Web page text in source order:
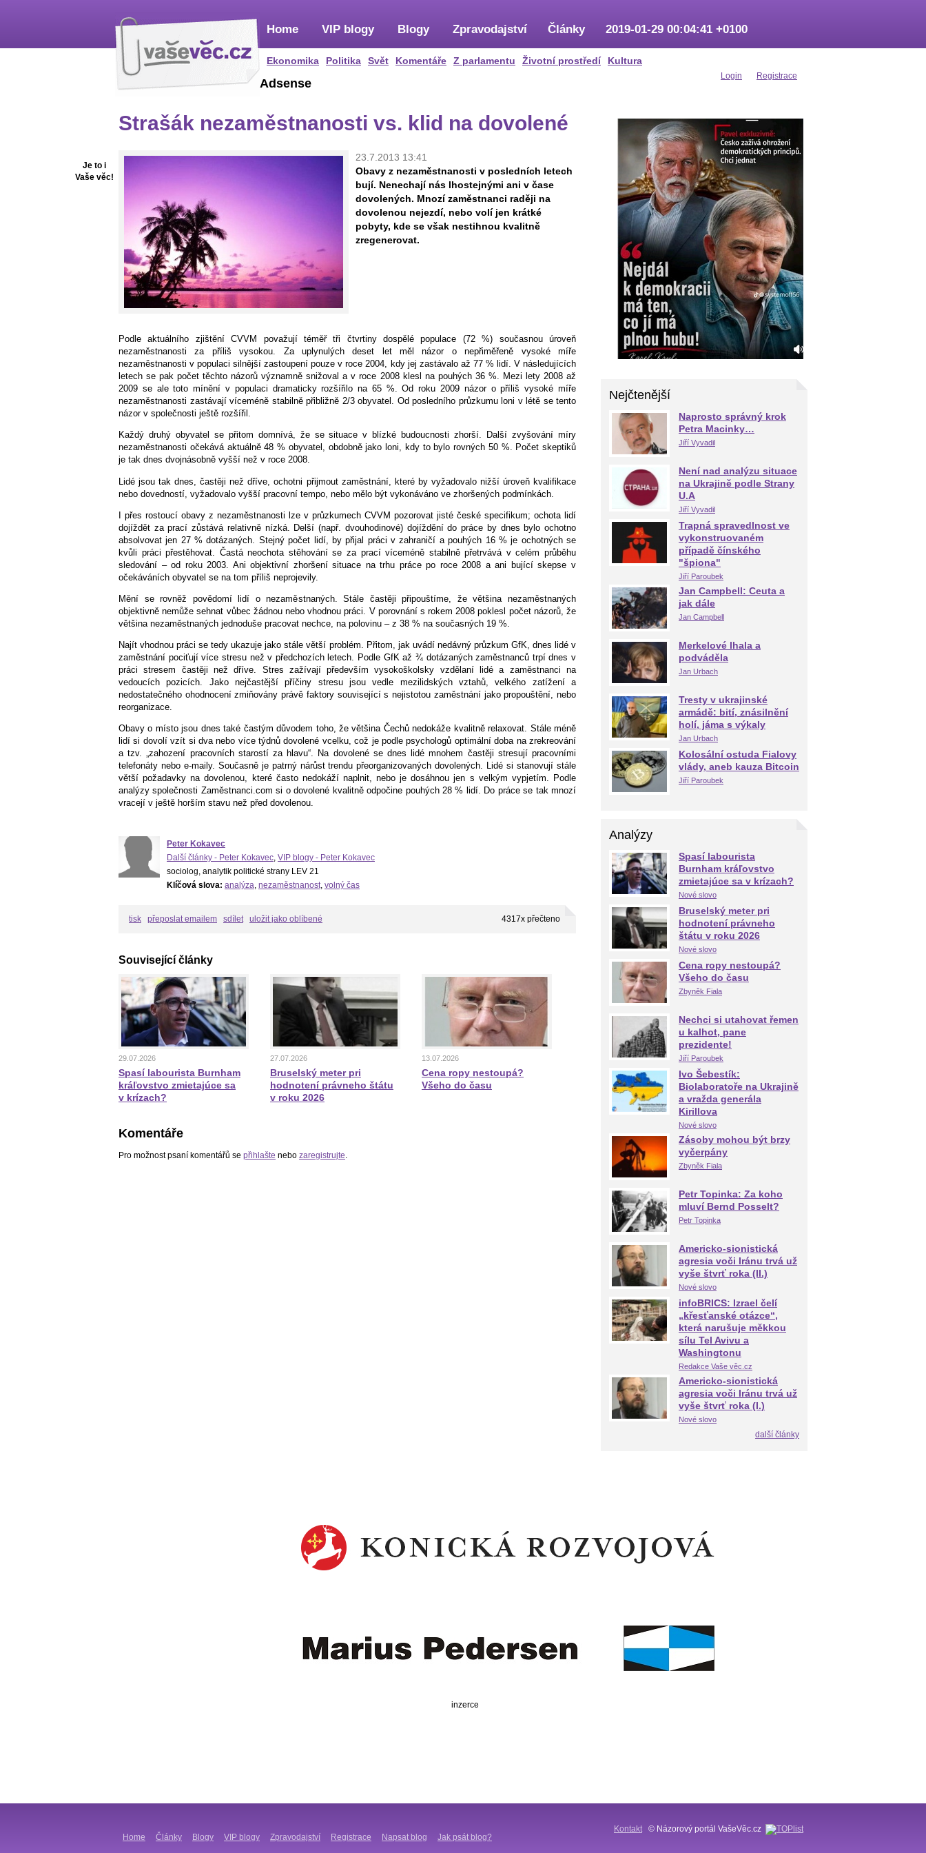
Home
Ekonomika Politika Svět Komentáře Z parlamentu Životní prostředí Kultura
VIP blogy Blogy Zpravodajství Články 2019-01-29 00:04:41 +0100
Login Registrace
Je to i
Vaše věc!
Adsense
Strašák nezaměstnanosti vs. klid na dovolené
23.7.2013 13:41
Obavy z nezaměstnanosti v posledních letech
bují. Nenechají nás lhostejnými ani v čase
dovolených. Mnozí zaměstnanci raději na
dovolenou nejezdí, nebo volí jen krátké
pobyty, kde se však nestihnou kvalitně
zregenerovat.
Podle aktuálního zjištění CVVM považují téměř tři čtvrtiny dospělé populace (72 %) současnou úroveň
nezaměstnanosti za příliš vysokou. Za uplynulých deset let měl názor o nepřiměřeně vysoké míře
nezaměstnanosti v populaci silnější zastoupení pouze v roce 2004, kdy jej zastávalo až 77 % lidí. V následujících
letech se pak počet těchto názorů významně snižoval a v roce 2008 klesl na pouhých 36 %. Mezi lety 2008 až
2009 se ale toto mínění v populaci dramaticky rozšířilo na 65 %. Od roku 2009 názor o příliš vysoké míře
nezaměstnanosti zastávají víceméně stabilně přibližně 2/3 obyvatel. Od posledního průzkumu loni v létě se tento
názor v společnosti ještě rozšířil.
Každý druhý obyvatel se přitom domnívá, že se situace v blízké budoucnosti zhorší. Další zvyšování míry
nezaměstnanosti očekává aktuálně 48 % obyvatel, obdobně jako loni, kdy to bylo rovných 50 %. Počet skeptiků
je tak dnes dvojnásobně vyšší než v roce 2008.
Lidé jsou tak dnes, častěji než dříve, ochotni přijmout zaměstnání, které by vyžadovalo nižší úroveň kvalifikace
nebo dovedností, vyžadovalo vyšší pracovní tempo, nebo mělo být vykonáváno ve zhoršených podmínkách.
I přes rostoucí obavy z nezaměstnanosti lze v průzkumech CVVM pozorovat jisté české specifikum; ochota lidí
dojíždět za prací zůstává relativně nízká. Delší (např. dvouhodinové) dojíždění do práce by dnes bylo ochotno
absolvovat jen 27 % dotázaných. Stejný počet lidí, by přijal práci v zahraničí a pouhých 16 % je ochotných se
kvůli práci přestěhovat. Častá neochota stěhování se za prací víceméně stabilně přetrvává v celém průběhu
sledování – od roku 2003. Ani objektivní zhoršení situace na trhu práce po roce 2008 a ani bující skepse v
očekáváních obyvatel se na tom příliš neprojevily.
Mění se rovněž povědomí lidí o nezaměstnaných. Stále častěji připouštíme, že většina nezaměstnaných
objektivně nemůže sehnat vůbec žádnou nebo vhodnou práci. V porovnání s rokem 2008 poklesl počet názorů, že
většina nezaměstnaných jednoduše pracovat nechce, na polovinu – z 38 % na současných 19 %.
Najít vhodnou práci se tedy ukazuje jako stále větší problém. Přitom, jak uvádí nedávný průzkum GfK, dnes lidé v
zaměstnání pociťují více stresu než v předchozích letech. Podle GfK až ¾ dotázaných zaměstnanců trpí dnes v
práci stresem častěji než dříve. Stres zažívají především vysokoškolsky vzdělaní lidé a zaměstnanci na
vedoucích pozicích. Jako nejčastější příčiny stresu jsou vedle mezilidských vztahů, velkého zatížení a
nedostatečného ohodnocení zmiňovány právě faktory související s nejistotou zaměstnání jako propouštění, nebo
reorganizace.
Obavy o místo jsou dnes také častým důvodem toho, že většina Čechů nedokáže kvalitně relaxovat. Stále méně
lidí si dovolí vzít si dva nebo více týdnů dovolené vcelku, což je podle psychologů optimální doba na zrekreování
a tzv. „zahození pracovních starostí za hlavu“. Na dovolené se dnes lidé mnohem častěji stresují pracovními
telefonáty nebo e-maily. Současně je patrný nárůst trendu přeorganizovaných dovolených. Lidé si stanovují stále
větší požadavky na dovolenou, které často nedokáží naplnit, nebo je dosáhnou jen s velkým vypjetím. Podle
analýzy společnosti Zaměstnanci.com si o dovolené kvalitně odpočine pouhých 28 % lidí. Do práce se tak mnozí
vracejí v ještě horším stavu než před dovolenou.
Peter Kokavec
Další články - Peter Kokavec VIP blogy - Peter Kokavec
sociolog, analytik politické strany LEV 21
Klíčová slova: analýza nezaměstnanost volný čas
tisk přeposlat emailem sdílet uložit jako oblíbené 4317x přečteno
Související články
29.07.2026
Spasí labourista Burnham
kráľovstvo zmietajúce sa
v krízach?
27.07.2026
Bruselský meter pri
hodnotení právneho štátu
v roku 2026
13.07.2026
Cena ropy nestoupá?
Všeho do času
Komentáře
Pro možnost psaní komentářů se přihlašte nebo zaregistrujte
Nejčtenější
Naprosto správný krok
Petra Macinky…
Jiří Vyvadil
Není nad analýzu situace
na Ukrajině podle Strany
U.A
Jiří Vyvadil
Trapná spravedlnost ve
vykonstruovaném
případě čínského
"špiona"
Jiří Paroubek
Jan Campbell: Ceuta a
jak dále
Jan Campbell
Merkelové lhala a
podváděla
Jan Urbach
Tresty v ukrajinské
armádě: bití, znásilnění
holí, jáma s výkaly
Jan Urbach
Kolosální ostuda Fialovy
vlády, aneb kauza Bitcoin
Jiří Paroubek
Analýzy
Spasí labourista
Burnham kráľovstvo
zmietajúce sa v krízach?
Nové slovo
Bruselský meter pri
hodnotení právneho
štátu v roku 2026
Nové slovo
Cena ropy nestoupá?
Všeho do času
Zbyněk Fiala
Nechci si utahovat řemen
u kalhot, pane
prezidente!
Jiří Paroubek
Ivo Šebestík:
Biolaboratoře na Ukrajině
a vražda generála
Kirillova
Nové slovo
Zásoby mohou být brzy
vyčerpány
Zbyněk Fiala
Petr Topinka: Za koho
mluví Bernd Posselt?
Petr Topinka
Americko-sionistická
agresia voči Iránu trvá už
vyše štvrť roka (II.)
Nové slovo
infoBRICS: Izrael čelí
„křesťanské otázce“,
která narušuje měkkou
sílu Tel Avivu a
Washingtonu
Redakce Vaše věc.cz
Americko-sionistická
agresia voči Iránu trvá už
vyše štvrť roka (I.)
Nové slovo
další články
inzerce
Home Články Blogy VIP blogy Zpravodajství Registrace Napsat blog Jak psát blog?
Kontakt © Názorový portál VašeVěc.cz